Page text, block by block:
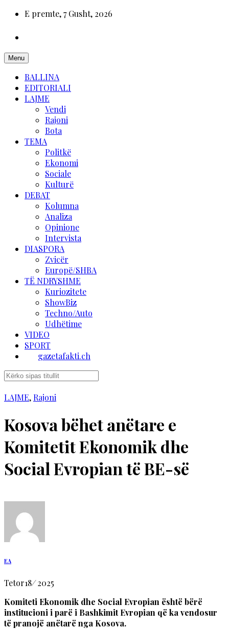
E premte, 7 Gusht, 2026
Menu
BALLINA
EDITORIALI
LAJME
Vendi
Rajoni
Bota
TEMA
Politkë
Ekonomi
Sociale
Kulturë
DEBAT
Kolumna
Analiza
Opinione
Intervista
DIASPORA
Zvicër
Europë/SHBA
TË NDRYSHME
Kuriozitete
ShowBiz
Techno/Auto
Udhëtime
VIDEO
SPORT
gazetafakti.ch
LAJME, Rajoni
Kosova bëhet anëtare e
Komitetit Ekonomik dhe
Social Evropian të BE-së
EA
Tetor18/2025
Komiteti Ekonomik dhe Social Evropian është bërë
institucioni i parë i Bashkimit Evropian që ka vendosur
të pranojë anëtarë nga Kosova.